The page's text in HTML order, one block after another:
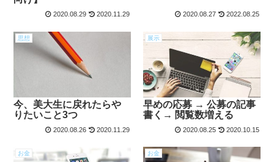
2020.08.29 2020.11.29 2020.08.27 2022.08.25
思想
今、美大生に戻れたらや
りたいこと3つ
2020.08.26 2020.11.29
展示
早めの応募 → 公募の記事
書く→ 閲覧数増える
2020.08.25 2020.10.15
お金 お金